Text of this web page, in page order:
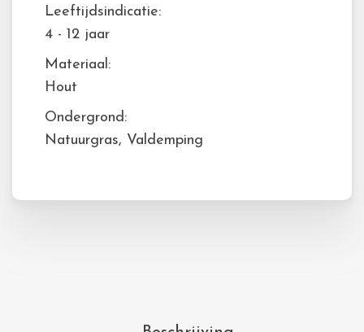
Leeftijdsindicatie:
4 - 12 jaar
Materiaal:
Hout
Ondergrond:
Natuurgras, Valdemping